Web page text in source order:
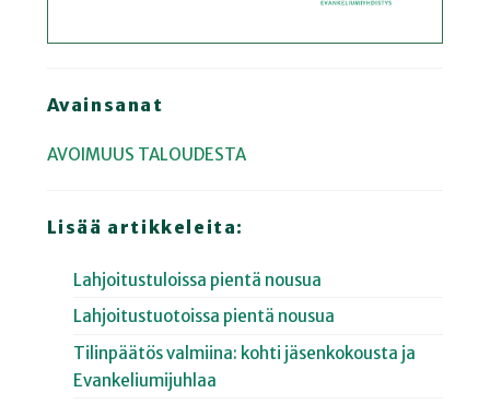
Avainsanat
AVOIMUUS TALOUDESTA
Lisää artikkeleita:
Lahjoitustuloissa pientä nousua
Lahjoitustuotoissa pientä nousua
Tilinpäätös valmiina: kohti jäsenkokousta ja
Evankeliumijuhlaa